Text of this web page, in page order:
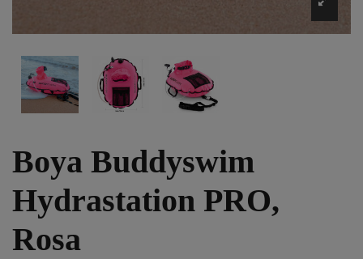
Boya Buddyswim
Hydrastation PRO,
Rosa